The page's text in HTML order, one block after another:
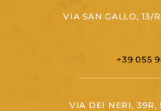
VIA SAN GALLO, 13/
+39 055
VIA DEI NERI, 39R,